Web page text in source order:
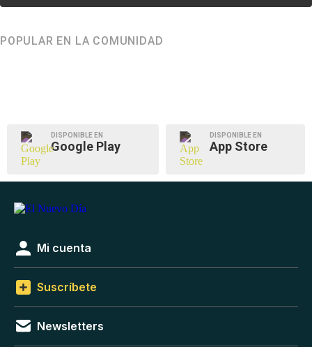
POPULAR EN LA COMUNIDAD
DISPONIBLE EN
Google Play
DISPONIBLE EN
App Store
Mi cuenta
Suscríbete
Newsletters